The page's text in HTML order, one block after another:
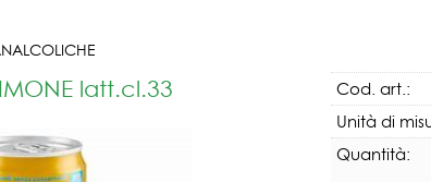
latt.cl.33 Cod. art.:
Unità di
Quantità: